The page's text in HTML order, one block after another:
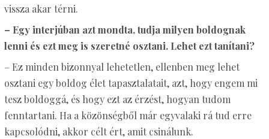
vissza akar térni.
– Egy interjúban azt mondta, tudja milyen boldognak
lenni és ezt meg is szeretné osztani. Lehet ezt tanítani?
– Ez minden bizonnyal lehetetlen, ellenben meg lehet
osztani egy boldog élet tapasztalatait, azt, hogy engem mi
tesz boldoggá, és hogy ezt az érzést, hogyan tudom
fenntartani. Ha a közönségből már egyvalaki rá tud erre
kapcsolódni, akkor célt ért, amit csinálunk.